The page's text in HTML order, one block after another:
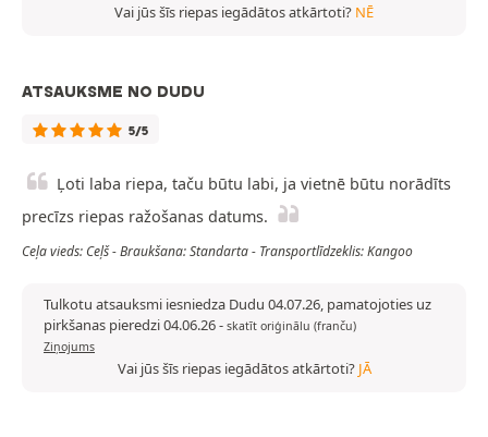
Vai jūs šīs riepas iegādātos atkārtoti? NĒ
ATSAUKSME NO DUDU
5/5
Ļoti laba riepa, taču būtu labi, ja vietnē būtu norādīts
precīzs riepas ražošanas datums.
Ceļa vieds: Ceļš - Braukšana: Standarta - Transportlīdzeklis: Kangoo
Tulkotu atsauksmi iesniedza Dudu 04.07.26, pamatojoties uz
pirkšanas pieredzi 04.06.26- skatīt oriģinālu (franču)
Ziņojums
Vai jūs šīs riepas iegādātos atkārtoti? JĀ